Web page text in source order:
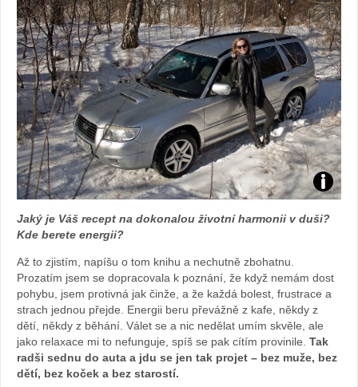
Foto:
archiv
Jaký je Váš recept na dokonalou životní harmonii v duši?
Kde berete energii?
Až to zjistím, napíšu o tom knihu a nechutně zbohatnu.
Prozatím jsem se dopracovala k poznání, že když nemám dost
pohybu, jsem protivná jak činže, a že každá bolest, frustrace a
strach jednou přejde. Energii beru převážně z kafe, někdy z
dětí, někdy z běhání. Válet se a nic nedělat umím skvěle, ale
jako relaxace mi to nefunguje, spíš se pak cítím provinile. Tak
radši sednu do auta a jdu se jen tak projet – bez muže, bez
dětí, bez koček a bez starostí.